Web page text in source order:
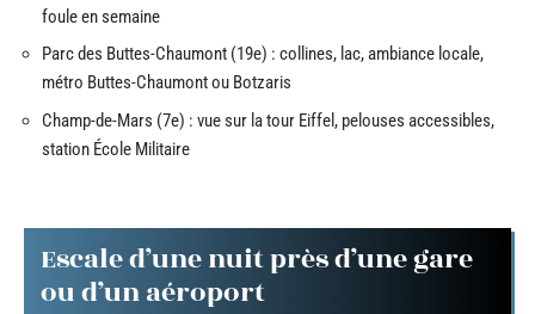
foule en semaine
Parc des Buttes-Chaumont (19e) : collines, lac, ambiance locale,
métro Buttes-Chaumont ou Botzaris
Champ-de-Mars (7e) : vue sur la tour Eiffel, pelouses accessibles,
station École Militaire
Escale d’une nuit près d’une gare
ou d’un aéroport